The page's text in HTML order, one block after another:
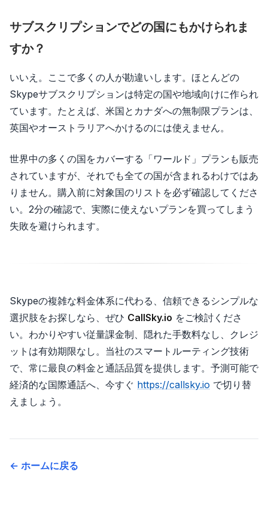
サブスクリプションでどの国にもかけられま
すか？
いいえ。ここで多くの人が勘違いします。ほとんどの
Skypeサブスクリプションは特定の国や地域向けに作られ
ています。たとえば、米国とカナダへの無制限プランは、
英国やオーストラリアへかけるのには使えません。
世界中の多くの国をカバーする「ワールド」プランも販売
されていますが、それでも全ての国が含まれるわけではあ
りません。購入前に対象国のリストを必ず確認してくださ
い。2分の確認で、実際に使えないプランを買ってしまう
失敗を避けられます。
Skypeの複雑な料金体系に代わる、信頼できるシンプルな
選択肢をお探しなら、ぜひ CallSky.io をご検討くださ
い。わかりやすい従量課金制、隠れた手数料なし、クレジ
ットは有効期限なし。当社のスマートルーティング技術
で、常に最良の料金と通話品質を提供します。予測可能で
経済的な国際通話へ、今すぐ https://callsky.io で切り替
えましょう。
← ホームに戻る